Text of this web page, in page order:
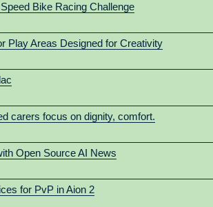
Bike Racing Challenge
Play Areas Designed for Creativity
carers focus on dignity, comfort.
Open Source AI News
for PvP in Aion 2